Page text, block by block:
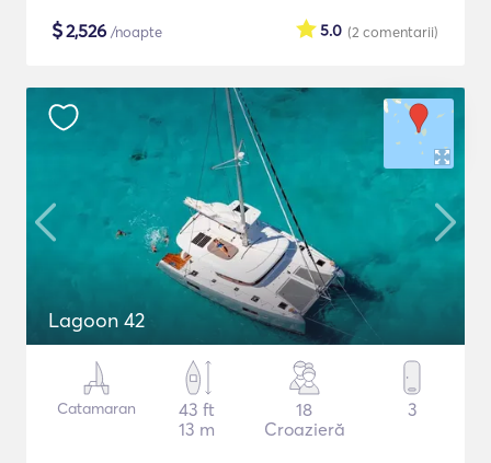
$2,526 /noapte (2 comentarii)
5.0
Lagoon 42
Catamaran
43 ft
13 m
18
Croazieră
3